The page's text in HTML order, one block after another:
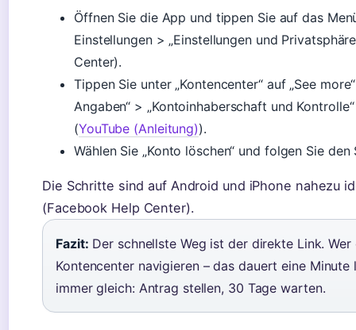
Öffnen Sie die App und tippen Sie auf das
Einstellungen > „Einstellungen und
Center).
Tippen Sie unter „Kontencenter“ auf „See
Angaben“ > „Kontoinhaberschaft und
(YouTube (Anleitung)).
Wählen Sie „Konto löschen“ und folgen Sie den
Die Schritte sind auf Android und iPhone nahezu
(Facebook Help Center).
Fazit: Der schnellste Weg ist der direkte Link.
Kontencenter navigieren – das dauert eine
immer gleich: Antrag stellen, 30 Tage warten.